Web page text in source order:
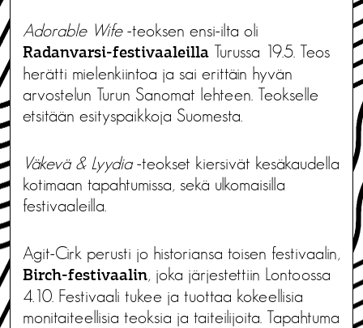
Adorable Wife-teoksen ensi-ilta oli
Radanvarsi-festivaaleilla Turussa 19.5. Teos
herätti mielenkiintoa ja sai erittäin hyvän
arvostelun Turun Sanomat lehteen. Teokselle
etsitään esityspaikkoja Suomesta.
Väkevä & Lyydia-teokset kiersivät kesäkaudella
kotimaan tapahtumissa, sekä ulkomaisilla
festivaaleilla.
Agit-Cirk perusti jo historiansa toisen festivaalin,
Birch-festivaalin, joka järjestettiin Lontoossa
4.10. Festivaali tukee ja tuottaa kokeellisia
monitaiteellisia teoksia ja taiteilijoita. Tapahtuma